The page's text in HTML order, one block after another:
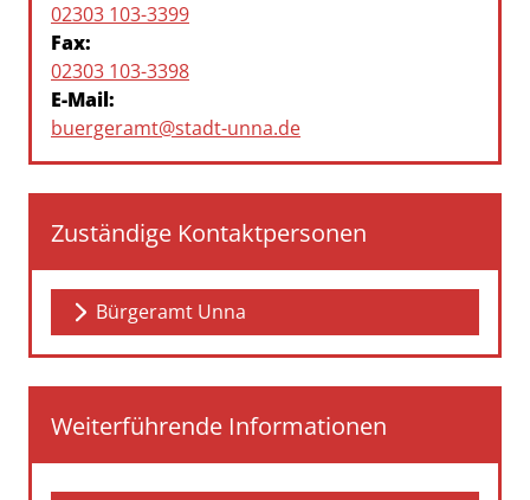
02303 103-3399
Fax:
02303 103-3398
E-Mail:
buergeramt@stadt-unna.de
Zuständige Kontaktpersonen
Bürgeramt Unna
Weiterführende Informationen